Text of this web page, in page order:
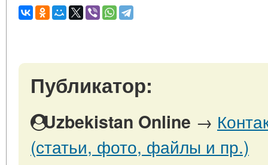
Публикатор:
Uzbekistan Online →
(статьи, фото, файлы и пр.)